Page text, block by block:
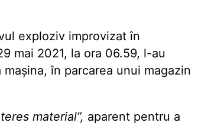
exploziv improvizat în
mai 2021, la ora 06.59, l-au
în parcarea unui magazin
material”, aparent pentru a